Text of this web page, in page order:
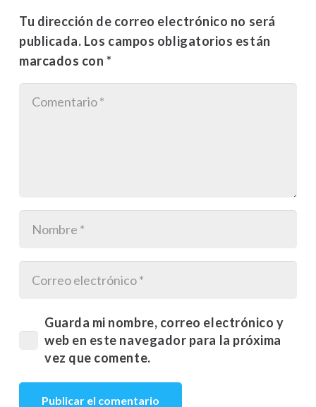
Tu dirección de correo electrónico no será
publicada. Los campos obligatorios están
marcados con*
Guarda mi nombre, correo electrónico y
web en este navegador para la próxima
vez que comente.
Publicar el comentario